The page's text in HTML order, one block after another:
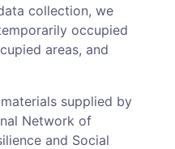
collection, we
occupied
areas, and
supplied by
Network of
and Social